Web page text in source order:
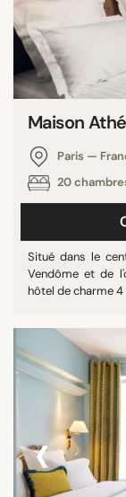
Maison
Paris —
20
Situé dans le
Vendôme et de
hôtel de charme
‹